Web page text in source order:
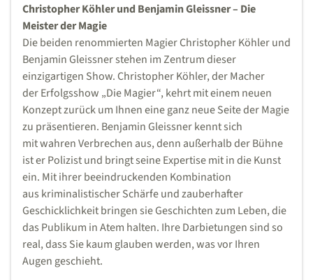
Christopher Köhler und Benjamin Gleissner – Die
Meister der Magie
Die beiden renommierten Magier Christopher Köhler und
Benjamin Gleissner stehen im Zentrum dieser
einzigartigen Show. Christopher Köhler, der Macher
der Erfolgsshow „Die Magier“, kehrt mit einem neuen
Konzept zurück um Ihnen eine ganz neue Seite der Magie
zu präsentieren. Benjamin Gleissner kennt sich
mit wahren Verbrechen aus, denn außerhalb der Bühne
ist er Polizist und bringt seine Expertise mit in die Kunst
ein. Mit ihrer beeindruckenden Kombination
aus kriminalistischer Schärfe und zauberhafter
Geschicklichkeit bringen sie Geschichten zum Leben, die
das Publikum in Atem halten. Ihre Darbietungen sind so
real, dass Sie kaum glauben werden, was vor Ihren
Augen geschieht.